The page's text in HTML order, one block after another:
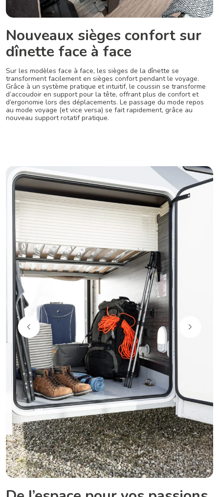
Nouveaux sièges confort sur
dînette face à face
Sur les modèles face à face, les sièges de la dînette se
transforment facilement en sièges confort pendant le voyage.
Grâce à un système pratique et intuitif, le coussin se transforme
d’accoudoir en support pour la tête, offrant plus de confort et
d’ergonomie lors des déplacements. Le passage du mode repos
au mode voyage (et vice versa) se fait rapidement, grâce au
nouveau support rotatif pratique.